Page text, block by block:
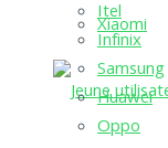
Xiaomi
Itel
Infinix
Samsung
Huawei
Oppo